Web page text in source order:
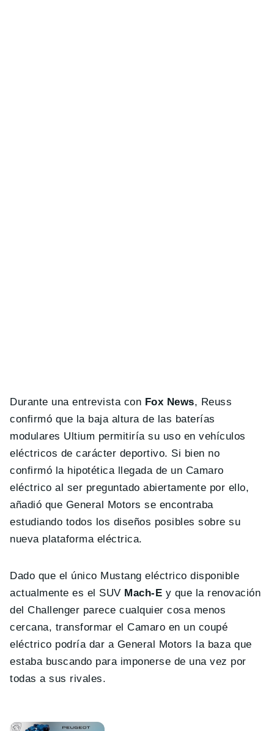
Durante una entrevista con Fox News, Reuss
confirmó que la baja altura de las baterías
modulares Ultium permitiría su uso en vehículos
eléctricos de carácter deportivo. Si bien no
confirmó la hipotética llegada de un Camaro
eléctrico al ser preguntado abiertamente por ello,
añadió que General Motors se encontraba
estudiando todos los diseños posibles sobre su
nueva plataforma eléctrica.
Dado que el único Mustang eléctrico disponible
actualmente es el SUV Mach-E y que la renovación
del Challenger parece cualquier cosa menos
cercana, transformar el Camaro en un coupé
eléctrico podría dar a General Motors la baza que
estaba buscando para imponerse de una vez por
todas a sus rivales.